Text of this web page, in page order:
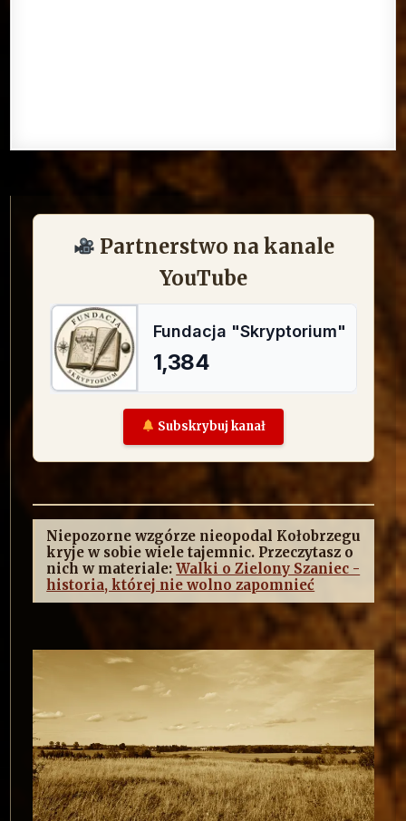
Partnerstwo na kanale
YouTube
Subskrybuj kanał
Niepozorne wzgórze nieopodal Kołobrzegu
kryje w sobie wiele tajemnic. Przeczytasz o
nich w materiale:Walki o Zielony Szaniec -
historia, której nie wolno zapomnieć